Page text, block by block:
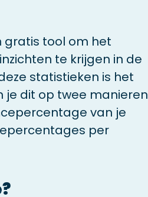
gratis tool om het
te krijgen in de
statistieken is het
je dit op twee manieren
van je
per